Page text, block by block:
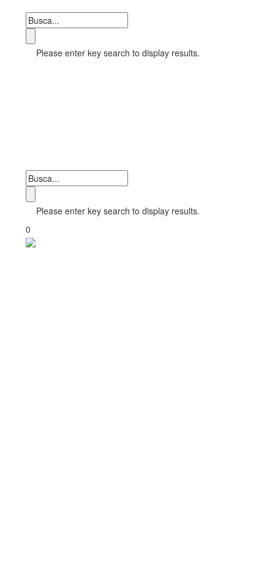
Please enter key search to display results.
Please enter key search to display results.
0